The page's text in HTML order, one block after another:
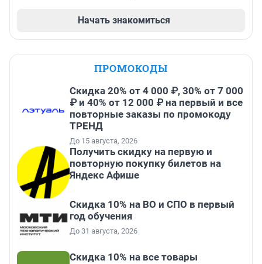
Начать знакомиться
ПРОМОКОДЫ
Скидка 20% от 4 000 ₽, 30% от 7 000
₽ и 40% от 12 000 ₽ на первый и все
повторные заказы по промокоду
ТРЕНД
До 15 августа, 2026
Получить скидку на первую и
повторную покупку билетов на
Яндекс Афише
Скидка 10% на ВО и СПО в первый
год обучения
До 31 августа, 2026
Скидка 10% на все товары